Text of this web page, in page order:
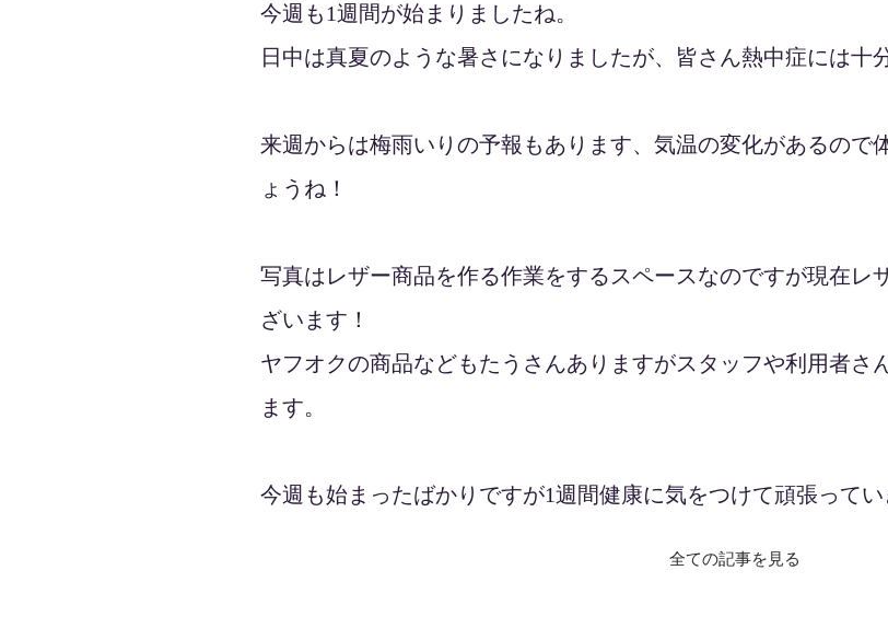
今週も1週間が始まりましたね。
日中は真夏のような暑さになりましたが、皆さん熱中症には十
来週からは梅雨いりの予報もあります、気温の変化があるので
ょうね！
写真はレザー商品を作る作業をするスペースなのですが現在レ
ざいます！
ヤフオクの商品などもたうさんありますがスタッフや利用者さ
ます。
今週も始まったばかりですが1週間健康に気をつけて頑張ってい
全ての記事を見る